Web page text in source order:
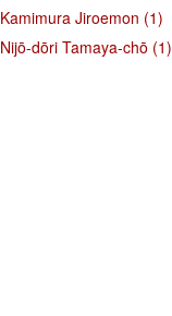
Kamimura Jiroemon (1)
Nijō-dōri Tamaya-chō (1)